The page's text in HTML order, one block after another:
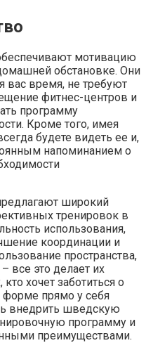
мотивацию
обстановке. Они
вас время, не требуют
фитнес-центров и
программу
Кроме того, имея
будете видеть ее и,
напоминанием о
широкий
тренировок в
использования,
координации и
пространства,
все это делает их
хочет заботиться о
прямо у себя
внедрить шведскую
программу и
преимуществами.